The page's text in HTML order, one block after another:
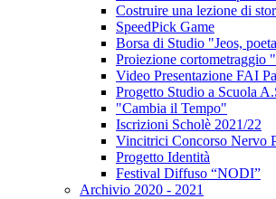
Costruire una lezione di
SpeedPick Game
Borsa di Studio "Jeos,
Proiezione cortometraggio
Video Presentazione FAI
Progetto Studio a Scuola
"Cambia il Tempo"
Iscrizioni Scholè 2021/22
Vincitrici Concorso Nervo
Progetto Identità
Festival Diffuso “NODI”
Archivio 2020 - 2021